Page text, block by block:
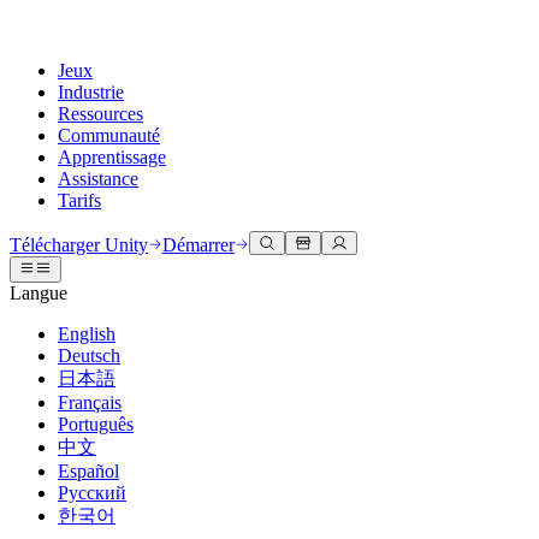
Jeux
Industrie
Ressources
Communauté
Apprentissage
Assistance
Tarifs
Moteur Unity
Créez des jeux 2D et 3D pour n'importe quelle plateforme
Collaboration
Collaborez et itérez rapidement avec votre équipe
Télécharger Unity
Offres et tarifs
Déployez
Multiplateforme
Collaboration 3D
Construisez et révisez des projets 3D en temps réel
Formation immersive
Entraînez-vous dans des environnements immersifs
Expériences client
Créez des expériences interactives 3D
Secteurs
Fabrication
Documentation
Outils de développement
Versions de publication et suivi des problèmes
Feuille de route
Examiner les fonctionnalités à venir
Glossaire
Discussions
Événements
Événements mondiaux et locaux
Histoires de la communauté
Made with Unity
Mise en avant des créateurs Unity
Unity Learn
Maîtrisez les compétences Unity gratuitement
Formation professionnelle
Améliorez votre équipe avec des formateurs Unity
Vous découvrez Unity ?
Démarrer
Démarrez votre apprentissage
Parcours essentiels Unity
Obtenir de l'aide
Vous aider à réussir avec Unity
Plans de succès
Atteignez vos objectifs plus rapidement avec un support expert
FAQ
Réponses aux questions courantes
Contactez-nous.
Connectez-vous avec notre équipe
Télécharger Unity Démarrer
Langue
English
Deutsch
日本語
Français
Português
中文
Español
Русский
한국어